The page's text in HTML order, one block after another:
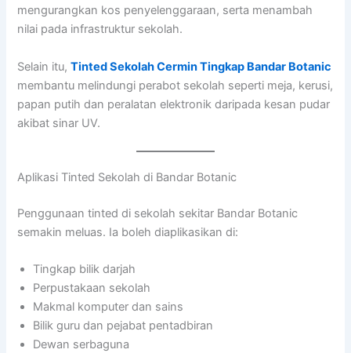
mengurangkan kos penyelenggaraan, serta menambah
nilai pada infrastruktur sekolah.
Selain itu,Tinted Sekolah Cermin Tingkap Bandar Botanic
membantu melindungi perabot sekolah seperti meja, kerusi,
papan putih dan peralatan elektronik daripada kesan pudar
akibat sinar UV.
Aplikasi Tinted Sekolah di Bandar Botanic
Penggunaan tinted di sekolah sekitar Bandar Botanic
semakin meluas. Ia boleh diaplikasikan di:
Tingkap bilik darjah
Perpustakaan sekolah
Makmal komputer dan sains
Bilik guru dan pejabat pentadbiran
Dewan serbaguna